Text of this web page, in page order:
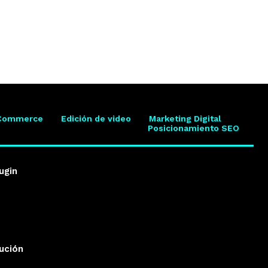
Edición de video
Marketing Digital
Posicionamiento SEO